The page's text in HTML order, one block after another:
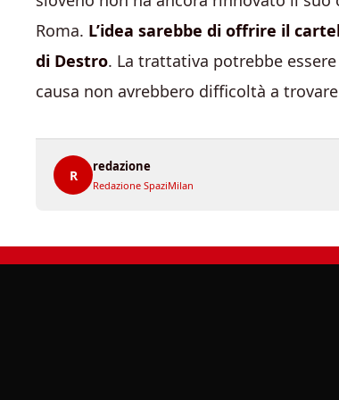
Roma. L’idea sarebbe di offrire il
di Destro. La trattativa potrebbe
causa non avrebbero difficoltà a
R
redazione
Redazione SpaziMilan